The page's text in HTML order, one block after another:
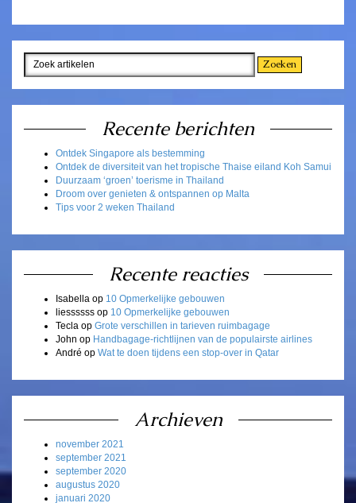
Recente berichten
Ontdek Singapore als bestemming
Ontdek de diversiteit van het tropische Thaise eiland Koh Samui
Duurzaam ‘groen’ toerisme in Thailand
Droom over genieten & ontspannen op Malta
Tips voor 2 weken Thailand
Recente reacties
Isabella op 10 Opmerkelijke gebouwen
liessssss op 10 Opmerkelijke gebouwen
Tecla op Grote verschillen in tarieven ruimbagage
John op Handbagage-richtlijnen van de populairste airlines
André op Wat te doen tijdens een stop-over in Qatar
Archieven
november 2021
september 2021
september 2020
augustus 2020
januari 2020